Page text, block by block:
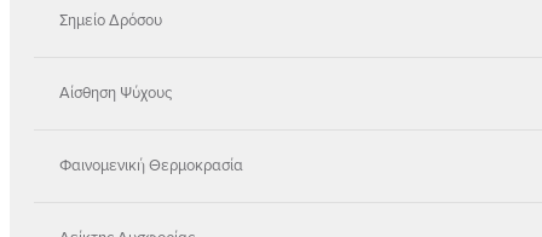
Σημείο Δρόσου
Αίσθηση Ψύχους
Φαινομενική Θερμοκρασία